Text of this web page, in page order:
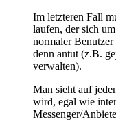
Im letzteren Fall
laufen, der sich
normaler
denn antut (z.B.
verwalten).
Man sieht auf
wird, egal wie
Messenger/